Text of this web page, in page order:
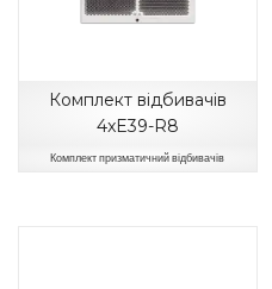
Комплект відбивачів
4xE39-R8
Комплект призматичний відбивачів